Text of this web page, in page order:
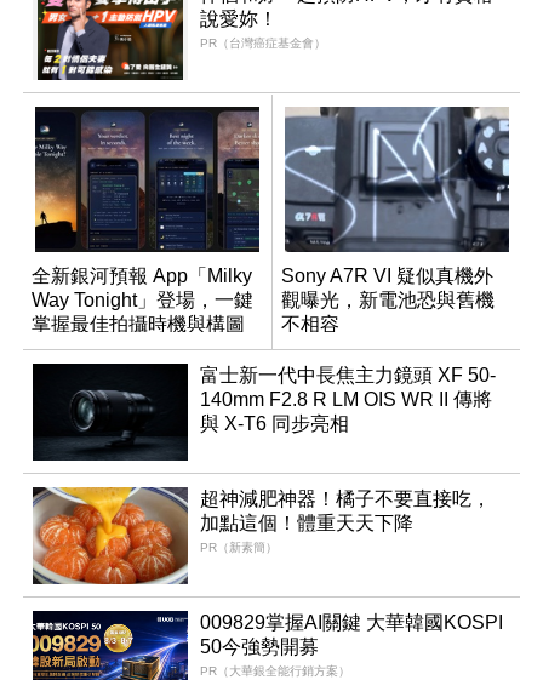
說愛妳！
PR（台灣癌症基金會）
全新銀河預報 App「Milky
Way Tonight」登場，一鍵
掌握最佳拍攝時機與構圖
Sony A7R VI 疑似真機外
觀曝光，新電池恐與舊機
不相容
富士新一代中長焦主力鏡頭 XF 50-
140mm F2.8 R LM OIS WR II 傳將
與 X-T6 同步亮相
超神減肥神器！橘子不要直接吃，
加點這個！體重天天下降
PR（新素簡）
009829掌握AI關鍵 大華韓國KOSPI
50今強勢開募
PR（大華銀全能行銷方案）